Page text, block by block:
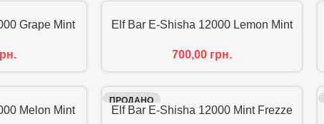
Grape Mint Elf Bar E-Shisha 12000 Lemon Mint
700,00 грн.
Melon Mint
ПРОДАНО
Elf Bar E-Shisha 12000 Mint Frezze